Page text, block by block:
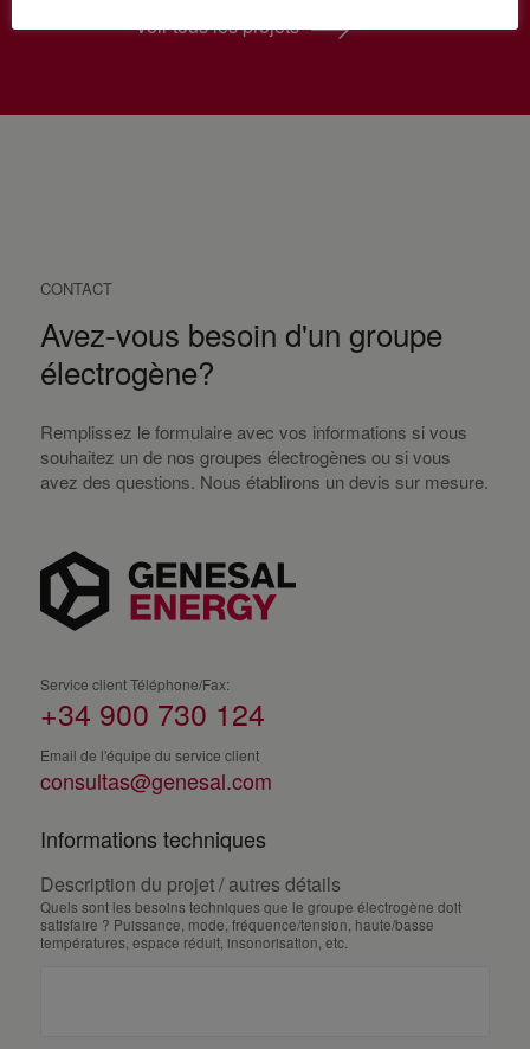
Voir tous les projets
CONTACT
Avez-vous besoin d'un groupe
électrogène?
Remplissez le formulaire avec vos informations si vous
souhaitez un de nos groupes électrogènes ou si vous
avez des questions. Nous établirons un devis sur mesure.
Service client Téléphone/Fax:
+34 900 730 124
Email de l'équipe du service client
consultas@genesal.com
Informations techniques
Description du projet / autres détails
Quels sont les besoins techniques que le groupe électrogène doit
satisfaire ? Puissance, mode, fréquence/tension, haute/basse
températures, espace réduit, insonorisation, etc.